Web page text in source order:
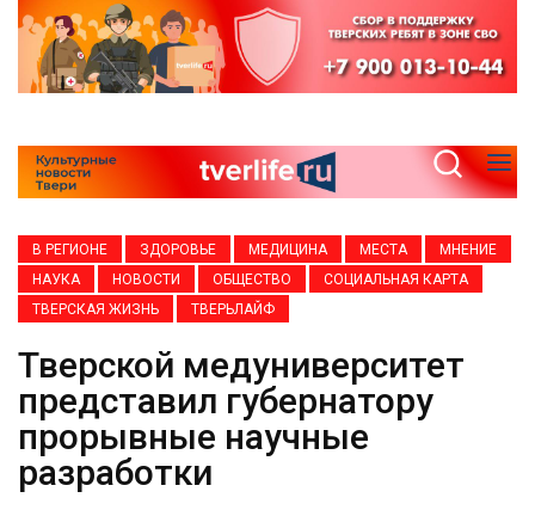
В РЕГИОНЕ ЗДОРОВЬЕ МЕДИЦИНА МЕСТА
МНЕНИЕ
НАУКА
НОВОСТИ ОБЩЕСТВО
СОЦИАЛЬНАЯ КАРТА
ТВЕРСКАЯ ЖИЗНЬ
ТВЕРЬЛАЙФ
Тверской медуниверситет
представил губернатору
прорывные научные
разработки